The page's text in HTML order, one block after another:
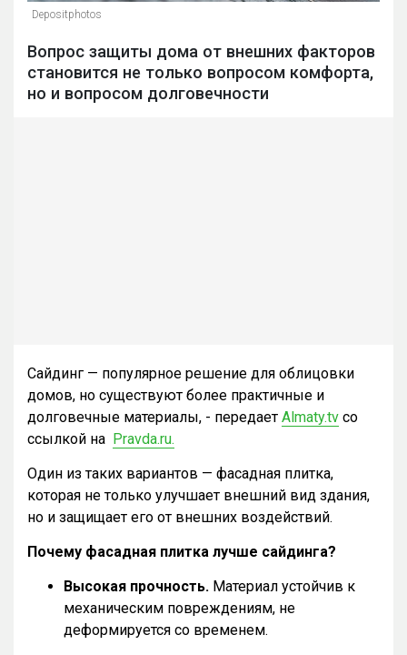
Depositphotos
Вопрос защиты дома от внешних факторов
становится не только вопросом комфорта,
но и вопросом долговечности
Сайдинг — популярное решение для облицовки
домов, но существуют более практичные и
долговечные материалы, - передает Almaty.tv со
ссылкой на Pravda.ru.
Один из таких вариантов — фасадная плитка,
которая не только улучшает внешний вид здания,
но и защищает его от внешних воздействий.
Почему фасадная плитка лучше сайдинга?
Высокая прочность. Материал устойчив к
механическим повреждениям, не
деформируется со временем.